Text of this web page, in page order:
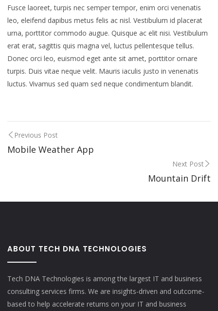
Fusce laoreet, turpis nec semper tempor, enim orci venenatis
leo, eleifend dapibus metus felis ac nisl. Vestibulum id placerat
urna, porttitor commodo augue. Quisque ac elit nisi. Vestibulum
erat erat, sagittis quis magna vel, luctus pellentesque tellus.
Donec orci leo, euismod eget ante sit amet, porttitor ornare
turpis. Duis vitae neque velit. Mauris iaculis justo in venenatis
luctus. Vivamus sed quam sed neque condimentum blandit.
Previous Post
Mobile Weather App
Next Post
Mountain Drift
ABOUT TECH DNA TECHNOLOGIES
Tech DNA Technologies is among the largest IT and business
consulting services firms. We are insights-driven and outcome-
based to help accelerate returns on your IT and business